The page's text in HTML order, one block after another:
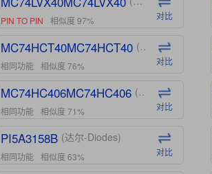
PIN TO PIN 相似度 97% 对比
MC74HCT40MC74HCT40 (安森美-ON)
相同功能 相似度 76% 对比
MC74HC406MC74HC406 (安森美-ON)
相同功能 相似度 71% 对比
PI5A3158B (达尔-Diodes)
相同功能 相似度 63% 对比